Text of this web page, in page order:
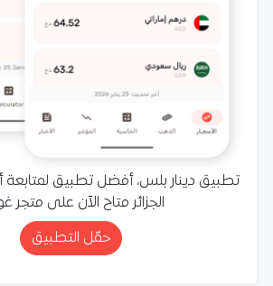
تطبيق دينار بلس، أفضل تطبيق
الجزائر متاح الآن على متجر
حمّل التطبيق